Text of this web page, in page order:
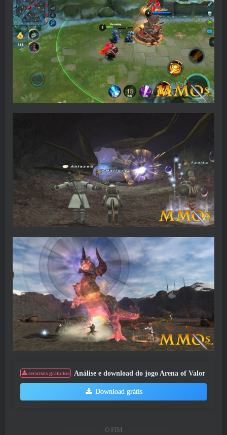
recursos gratuitos Análise e download do jogo Arena of Valor
Download grátis
O FIM